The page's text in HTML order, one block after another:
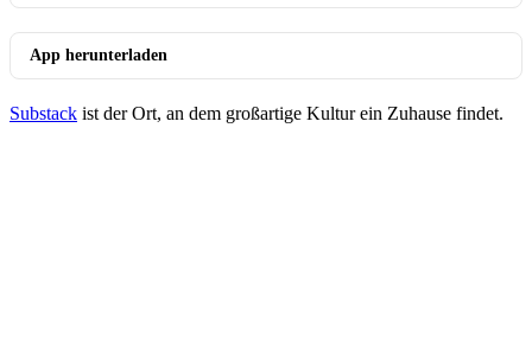
App herunterladen
Substack ist der Ort, an dem großartige Kultur ein Zuhause findet.